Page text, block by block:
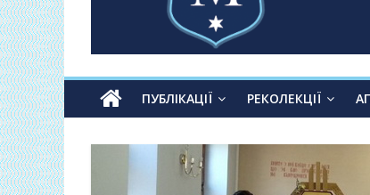
ПУБЛІКАЦІЇ РЕКОЛЕКЦІЇ